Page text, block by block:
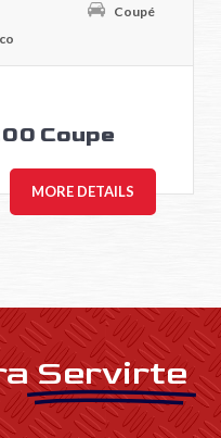
Coupé
Coupe
MORE DETAILS
Servirte